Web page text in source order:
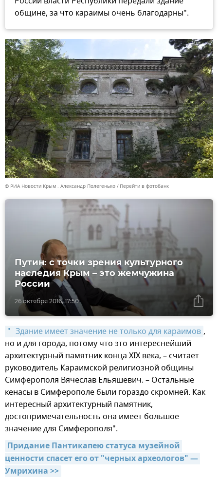
общине, за что караимы очень благодарны".
© РИА Новости Крым . Александр Полегенько Перейти в фотобанк
26 октября 2016, 17:50
Путин: с точки зрения культурного
наследия Крым – это жемчужина
России
" Здание имеет значение не только для караимов ,
но и для города, потому что это интереснейший
архитектурный памятник конца XIX века, – считает
руководитель Караимской религиозной общины
Симферополя Вячеслав Ельяшевич. – Остальные
кенасы в Симферополе были гораздо скромней. Как
интересный архитектурный памятник,
достопримечательность она имеет большое
значение для Симферополя".
Придание Пантикапею статуса музейной
ценности спасет его от "черных археологов" —
Умрихина >>